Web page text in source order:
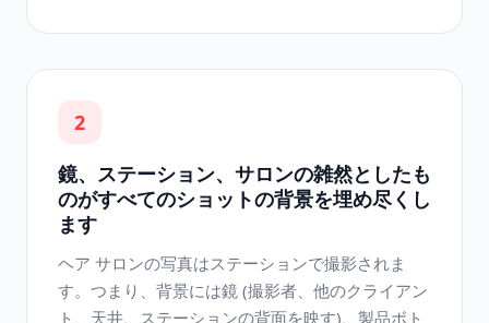
2
鏡、ステーション、サロンの雑然としたも
のがすべてのショットの背景を埋め尽くし
ます
ヘア サロンの写真はステーションで撮影されま
す。つまり、背景には鏡 (撮影者、他のクライアン
ト、天井、ステーションの背面を映す)、製品ボト